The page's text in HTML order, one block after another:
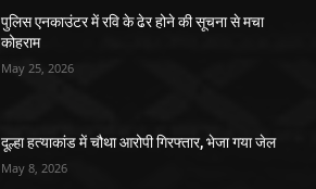
पुलिस एनकाउंटर में रवि के ढेर होने की सूचना से मचा
कोहराम
May 25, 2026
दूल्हा हत्याकांड में चौथा आरोपी गिरफ्तार, भेजा गया जेल
May 8, 2026